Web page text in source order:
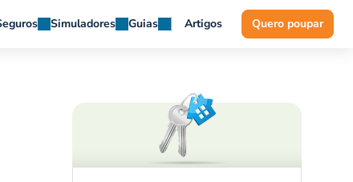
Simuladores Guias Artigos Quero poupar